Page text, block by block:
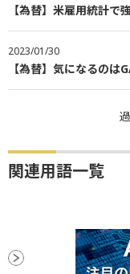
【為替】米雇用統計で
2023/01/30
【為替】気になるのは
関連用語一覧